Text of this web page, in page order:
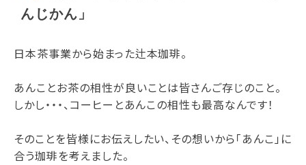
んじかん」
日本茶事業から始まった辻本珈琲。
あんことお茶の相性が良いことは皆さんご存じのこと。
しかし・・・、コーヒーとあんこの相性も最高なんです！
そのことを皆様にお伝えしたい、その想いから「あんこ」に
合う珈琲を考えました。